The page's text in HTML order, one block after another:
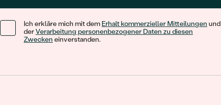
Ich erkläre mich mit dem Erhalt kommerzieller Mitteilungen und
derVerarbeitung personenbezogener Daten zu diesen
Zwecken einverstanden.